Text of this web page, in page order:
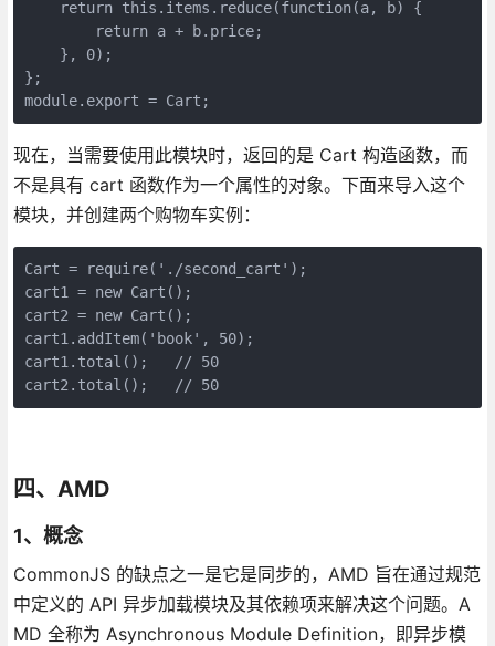
    return this.items.reduce(function(a, b) {
        return a + b.price;
    }, 0);
};
module.export = Cart;
现在，当需要使用此模块时，返回的是 Cart 构造函数，而
不是具有 cart 函数作为一个属性的对象。下面来导入这个
模块，并创建两个购物车实例：
Cart = require('./second_cart');
cart1 = new Cart();
cart2 = new Cart();
cart1.addItem('book', 50);
cart1.total();   // 50
cart2.total();   // 50
四、AMD
1、概念
CommonJS 的缺点之一是它是同步的，AMD 旨在通过规范
中定义的 API 异步加载模块及其依赖项来解决这个问题。A
MD 全称为 Asynchronous Module Definition，即异步模